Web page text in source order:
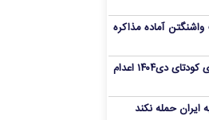
آماده مذاکره
«مهدی خانکی» از تروریست‌های کودتای دی۱۴۰۴ اعدام
ایران حمله نکند